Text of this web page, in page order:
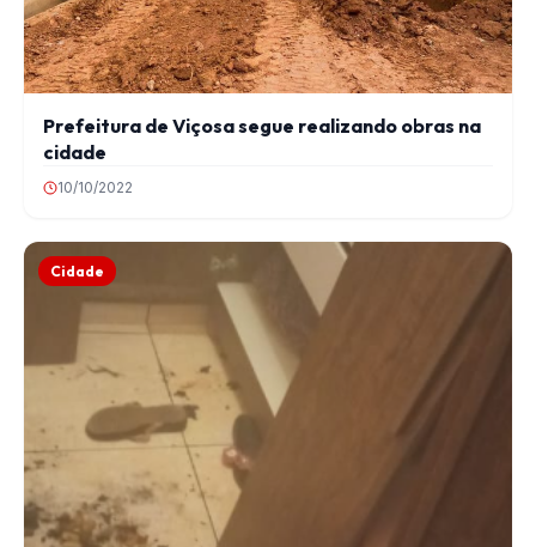
Prefeitura de Viçosa segue realizando obras na
cidade
10/10/2022
Cidade